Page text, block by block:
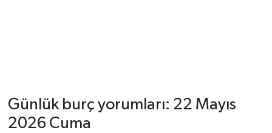
Günlük burç yorumları: 22 Mayıs
2026 Cuma